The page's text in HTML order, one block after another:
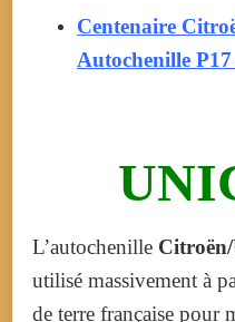
Centenaire
Autochenille
L’autochenille
utilisé massivement à
de terre française pour